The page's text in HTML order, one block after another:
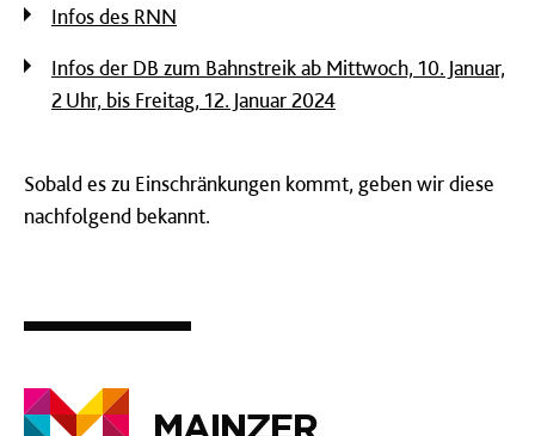
Infos des RNN
Infos der DB zum Bahnstreik ab Mittwoch, 10. Januar,
2 Uhr, bis Freitag, 12. Januar 2024
Sobald es zu Einschränkungen kommt, geben wir diese
nachfolgend bekannt.